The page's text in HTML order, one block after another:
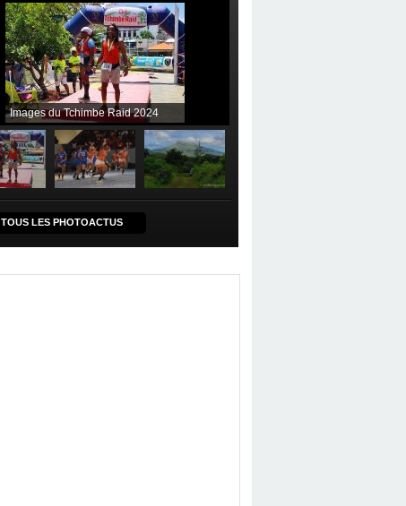
Images du Tchimbe Raid 2024
TOUS LES PHOTOACTUS